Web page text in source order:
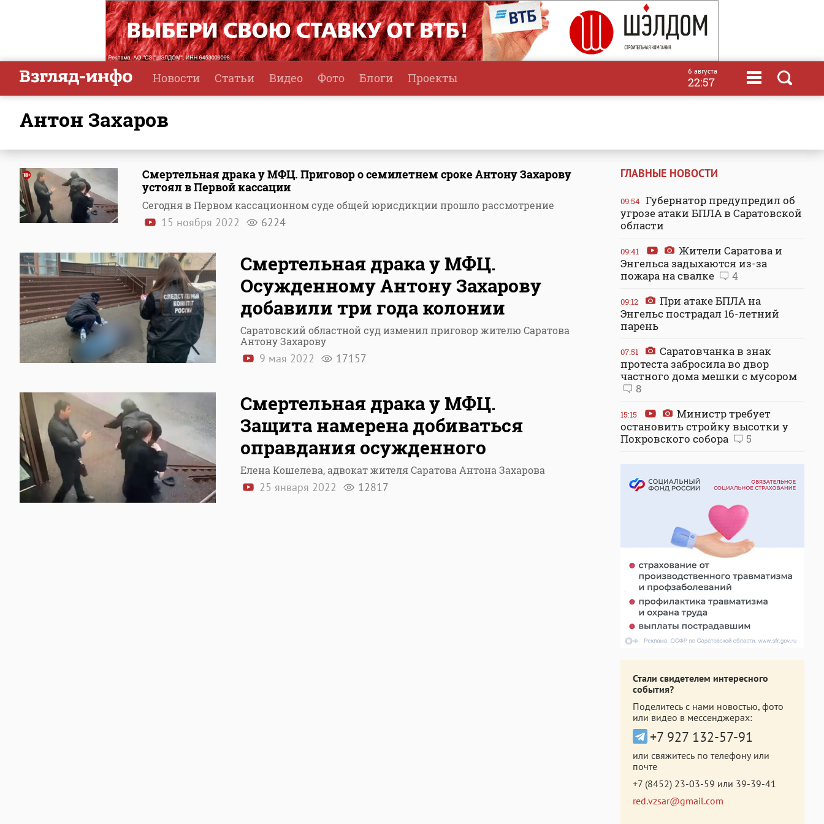
Новости Статьи Видео Фото Блоги Проекты 6 августа
22:57
Антон Захаров
Смертельная драка у МФЦ. Приговор о семилетнем сроке Антону Захарову
устоял в Первой кассации
Сегодня в Первом кассационном суде общей юрисдикции прошло рассмотрение
15 ноября 2022 6224
Смертельная драка у МФЦ.
Осужденному Антону Захарову
добавили три года колонии
Саратовский областной суд изменил приговор жителю Саратова
Антону Захарову
9 мая 2022 17157
Смертельная драка у МФЦ.
Защита намерена добиваться
оправдания осужденного
Елена Кошелева, адвокат жителя Саратова Антона Захарова
25 января 2022 12817
ГЛАВНЫЕ НОВОСТИ
09:54 Губернатор предупредил об
угрозе атаки БПЛА в Саратовской
области
09:41
Жители Саратова и
Энгельса задыхаются из-за
пожара на свалке
4
09:12
При атаке БПЛА на
Энгельс пострадал 16-летний
парень
07:51
Саратовчанка в знак
протеста забросила во двор
частного дома мешки с мусором
8
15:15
Министр требует
остановить стройку высотки у
Покровского собора
5
Стали свидетелем интересного
события?
Поделитесь с нами новостью, фото
или видео в мессенджерах:
+7 927 132-57-91
или свяжитесь по телефону или
почте
+7 (8452) 23-03-59 или 39-39-41
red.vzsar@gmail.com